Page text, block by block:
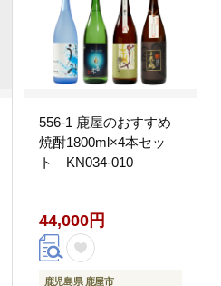
556-1 鹿屋のおすすめ
焼酎1800ml×4本セッ
ト KN034-010
44,000円
鹿児島県 鹿屋市